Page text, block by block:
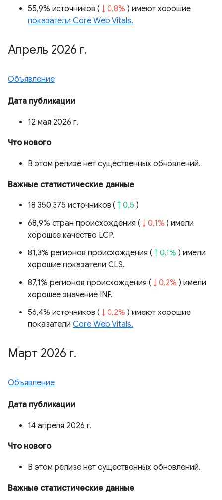
55,9% источников ( ↓ 0,8% ) имеют хорошие
показатели Core Web Vitals.
Апрель 2026 г.
Объявление
Дата публикации
12 мая 2026 г.
Что нового
В этом релизе нет существенных обновлений.
Важные статистические данные
18 350 375 источников ( ↑ 0,5 )
68,9% стран происхождения ( ↓ 0,1% ) имели
хорошее качество LCP.
81,3% регионов происхождения ( ↑ 0,1% ) имели
хорошие показатели CLS.
87,1% регионов происхождения ( ↓ 0,2% ) имели
хорошее значение INP.
56,4% источников ( ↓ 0,2% ) имеют хорошие
показатели Core Web Vitals.
Март 2026 г.
Объявление
Дата публикации
14 апреля 2026 г.
Что нового
В этом релизе нет существенных обновлений.
Важные статистические данные